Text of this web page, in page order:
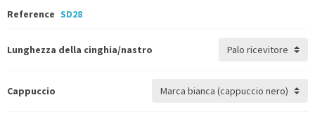
Reference SD28
Lunghezza della cinghia/nastro
Cappuccio